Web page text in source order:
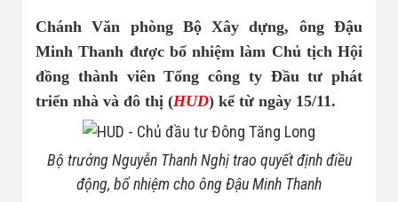
Marine City
Đông Tăng Long
Căn hộ La Pura
Nhà đất bán 01
Nhà đất bán 02
Nhà đất bán 03
Chánh Văn phòng Bộ Xây dựng, ông Đậu
Minh Thanh được bổ nhiệm làm Chủ tịch Hội
đồng thành viên Tổng công ty Đầu tư phát
triển nhà và đô thị (HUD) kể từ ngày 15/11.
Bộ trưởng Nguyễn Thanh Nghị trao quyết định điều
động, bổ nhiệm cho ông Đậu Minh Thanh